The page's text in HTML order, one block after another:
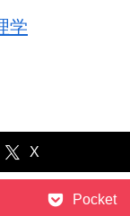
学
X
Pocket